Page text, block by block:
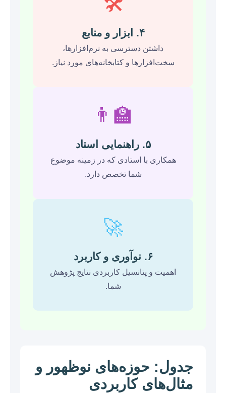
۴. ابزار و منابع
داشتن دسترسی به نرم‌افزارها،
سخت‌افزارها و کتابخانه‌های مورد نیاز.
👨‍🏫
۵. راهنمایی استاد
همکاری با استادی که در زمینه موضوع
شما تخصص دارد.
🚀
۶. نوآوری و کاربرد
اهمیت و پتانسیل کاربردی نتایج پژوهش
شما.
جدول: حوزه‌های نوظهور و
مثال‌های کاربردی